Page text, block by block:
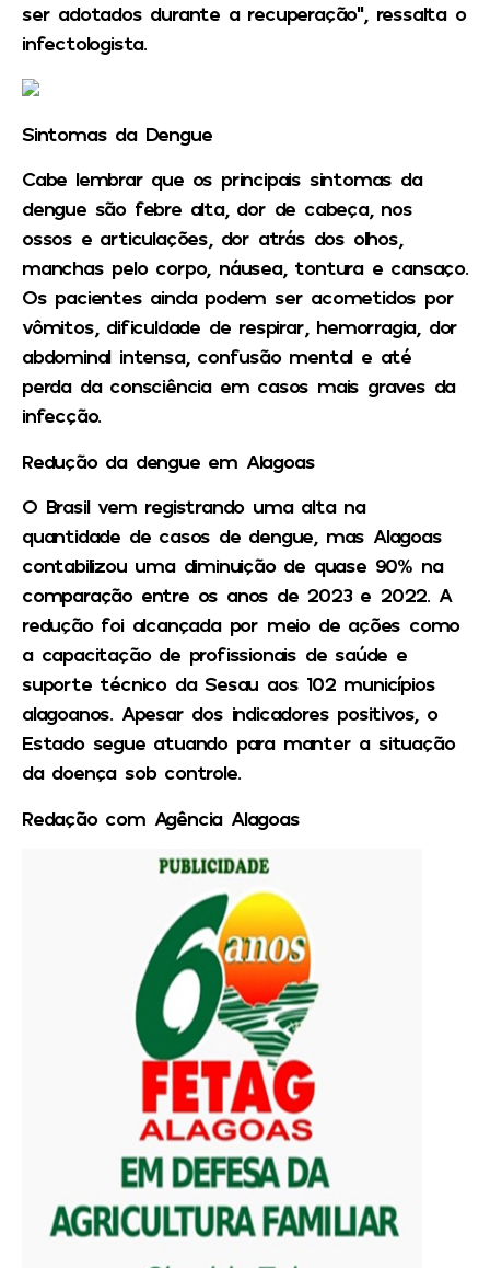
ser adotados durante a recuperação”, ressalta o
infectologista.
Sintomas da Dengue
Cabe lembrar que os principais sintomas da
dengue são febre alta, dor de cabeça, nos
ossos e articulações, dor atrás dos olhos,
manchas pelo corpo, náusea, tontura e cansaço.
Os pacientes ainda podem ser acometidos por
vômitos, dificuldade de respirar, hemorragia, dor
abdominal intensa, confusão mental e até
perda da consciência em casos mais graves da
infecção.
Redução da dengue em Alagoas
O Brasil vem registrando uma alta na
quantidade de casos de dengue, mas Alagoas
contabilizou uma diminuição de quase 90% na
comparação entre os anos de 2023 e 2022. A
redução foi alcançada por meio de ações como
a capacitação de profissionais de saúde e
suporte técnico da Sesau aos 102 municípios
alagoanos. Apesar dos indicadores positivos, o
Estado segue atuando para manter a situação
da doença sob controle.
Redação com Agência Alagoas